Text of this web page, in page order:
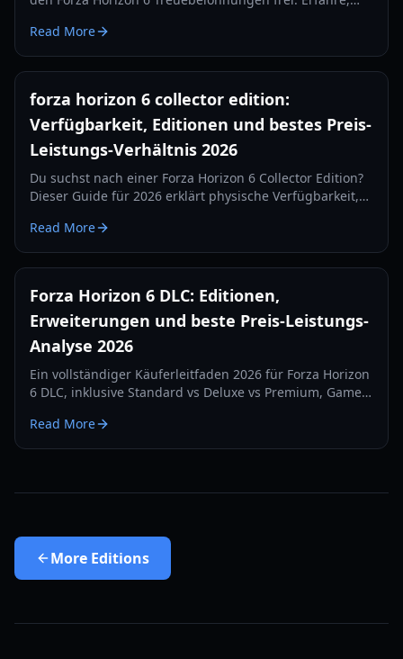
beanspruchst.
Read More
forza horizon 6 collector edition:
Verfügbarkeit, Editionen und bestes Preis-
Leistungs-Verhältnis 2026
Du suchst nach einer Forza Horizon 6 Collector Edition?
Dieser Guide für 2026 erklärt physische Verfügbarkeit,
Kaufoptionen.
Read More
Forza Horizon 6 DLC: Editionen,
Erweiterungen und beste Preis-Leistungs-
Analyse 2026
Ein vollständiger Käuferleitfaden 2026 für Forza Horizon
6 DLC, inklusive Standard vs Deluxe vs Premium, Game-
Upgrade-Pfade.
Read More
More Editions